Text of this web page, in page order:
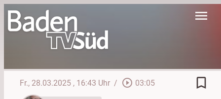
menu
Fr., 28.03.2025 , 16:43 Uhr / play_circle_outline 03:05 bookmark_border